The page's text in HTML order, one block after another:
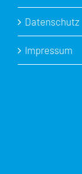
Datenschutz
Impressum